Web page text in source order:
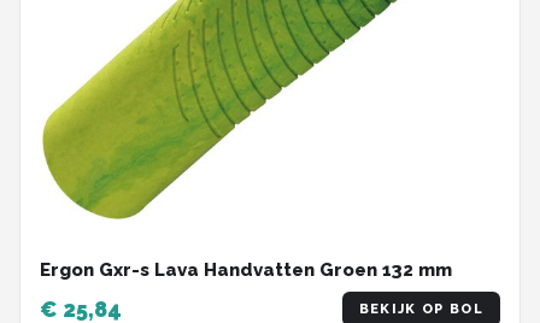
Ergon Gxr-s Lava Handvatten Groen 132 mm
€ 25,84 BEKIJK OP BOL